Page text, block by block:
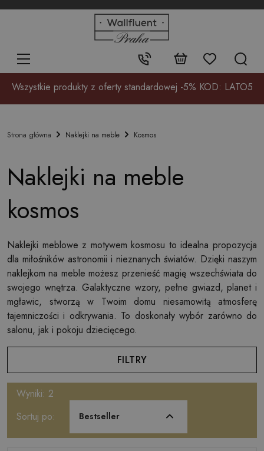
Kontakt:
+48
17
Wszystkie produkty z oferty standardowej -5% KOD: LATO5
Strona główna Naklejki na meble Kosmos
Naklejki na meble
kosmos
Naklejki meblowe z motywem kosmosu to idealna propozycja
dla miłośników astronomii i nieznanych światów. Dzięki naszym
naklejkom na meble możesz przenieść magię wszechświata do
swojego wnętrza. Galaktyczne wzory, pełne gwiazd, planet i
mgławic, stworzą w Twoim domu niesamowitą atmosferę
tajemniczości i odkrywania. To doskonały wybór zarówno do
salonu, jak i pokoju dziecięcego.
FILTRY
Wyniki: 2
Sortuj po:
Bestseller